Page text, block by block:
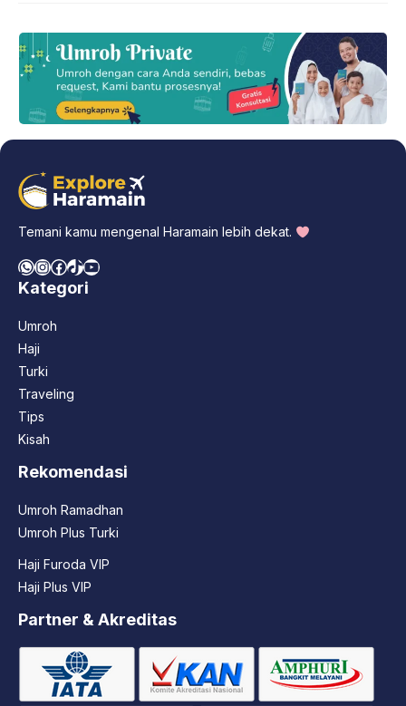
Temani kamu mengenal Haramain lebih dekat.
WhatsApp
Instagram
Facebook
TikTok
YouTube
Kategori
Umroh
Haji
Turki
Traveling
Tips
Kisah
Rekomendasi
Umroh Ramadhan
Umroh Plus Turki
Haji Furoda VIP
Haji Plus VIP
Partner & Akreditas